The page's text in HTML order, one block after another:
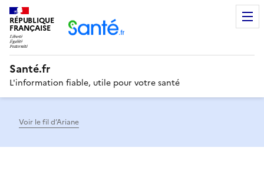
RÉPUBLIQUE
FRANÇAISE
Santé.fr
L'information fiable, utile pour votre santé
Voir le fil d’Ariane